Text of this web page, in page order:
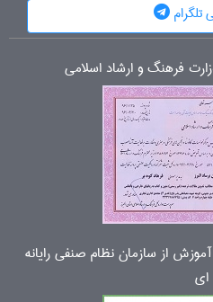
تلگرام
فرهنگ و ارشاد اسلامی
از سازمان نظام صنفی رایانه
ای